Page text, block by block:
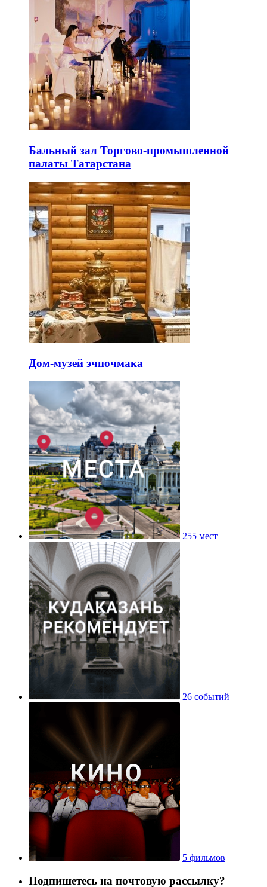
Бальный зал Торгово-промышленной
палаты Татарстана
Дом-музей эчпочмака
255 мест
26 событий
5 фильмов
Подпишетесь на почтовую рассылку?